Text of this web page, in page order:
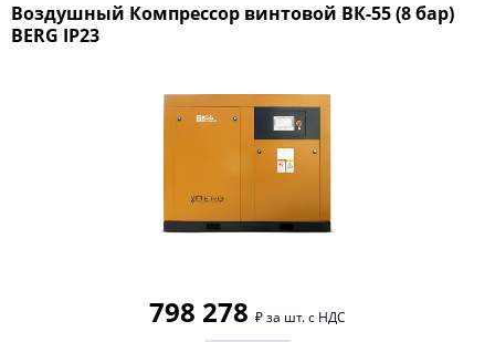
Воздушный Компрессор винтовой ВК-55 (8 бар)
BERG IP23
798 278 ₽ за шт. с НДС